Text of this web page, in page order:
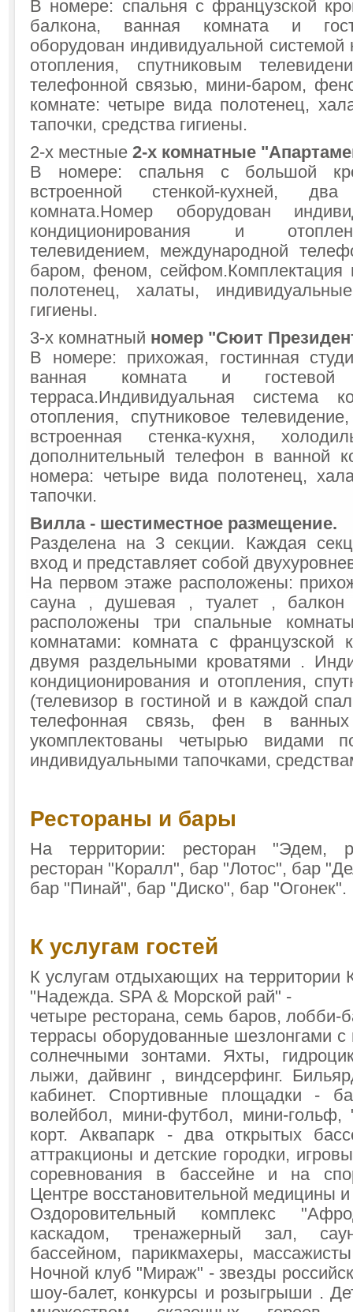
В номере: спальня с французской
балкона, ванная комната и
оборудован индивидуальной системой
отопления, спутниковым
телефонной связью, мини-баром,
комнате: четыре вида полотенец,
тапочки, средства гигиены.
2-х местные 2-х комнатные
В номере: спальня с большой
встроенной стенкой-кухней,
комната.Номер оборудован
кондиционирования и
телевидением, международной
баром, феном, сейфом.Комплектация
полотенец, халаты,
гигиены.
3-х комнатный номер "Сюит
В номере: прихожая, гостинная
ванная комната и гостевой
терраса.Индивидуальная система
отопления, спутниковое
встроенная стенка-кухня,
дополнительный телефон в ванной
номера: четыре вида полотенец,
тапочки.
Вилла - шестиместное размещение.
Разделена на 3 секции. Каждая
вход и представляет собой
На первом этаже расположены:
сауна , душевая , туалет ,
расположены три спальные
комнатами: комната с французской
двумя раздельными кроватями .
кондиционирования и отопления,
(телевизор в гостиной и в каждой
телефонная связь, фен в
укомплектованы четырью видами
индивидуальными тапочками,
Рестораны и бары
На территории: ресторан "Эдем,
ресторан "Коралл", бар "Лотос", бар
бар "Пинай", бар "Диско", бар "Огонек".
К услугам гостей
К услугам отдыхающих на территории
"Надежда. SPA & Морской рай" -
четыре ресторана, семь баров,
террасы оборудованные шезлонгами
солнечными зонтами. Яхты,
лыжи, дайвинг , виндсерфинг.
кабинет. Спортивные площадки -
волейбол, мини-футбол, мини-гольф,
корт. Аквапарк - два открытых
аттракционы и детские городки,
соревнования в бассейне и на
Центре восстановительной медицины
Оздоровительный комплекс
каскадом, тренажерный зал,
бассейном, парикмахеры,
Ночной клуб "Мираж" - звезды
шоу-балет, конкурсы и розыгрыши .